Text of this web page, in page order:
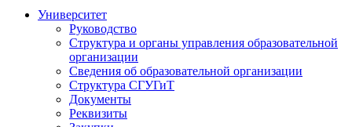
Университет
Руководство
Структура и органы управления образовательной
организации
Сведения об образовательной организации
Структура СГУГиТ
Документы
Реквизиты